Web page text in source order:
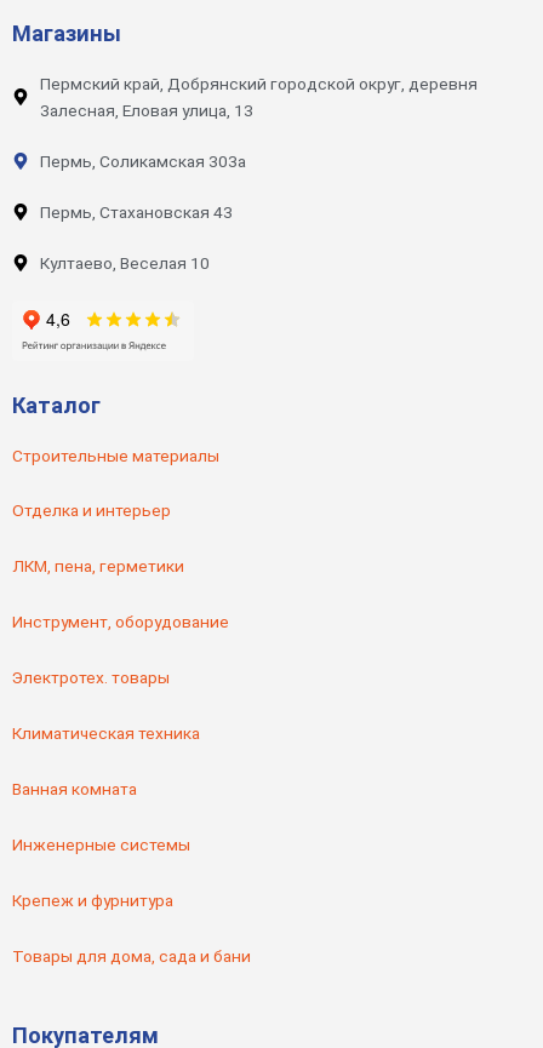
Магазины
Пермский край, Добрянский городской округ, деревня
Залесная, Еловая улица, 13
Пермь, Соликамская 303а
Пермь, Стахановская 43
Култаево, Веселая 10
Каталог
Строительные материалы
Отделка и интерьер
ЛКМ, пена, герметики
Инструмент, оборудование
Электротех. товары
Климатическая техника
Ванная комната
Инженерные системы
Крепеж и фурнитура
Товары для дома, сада и бани
Покупателям